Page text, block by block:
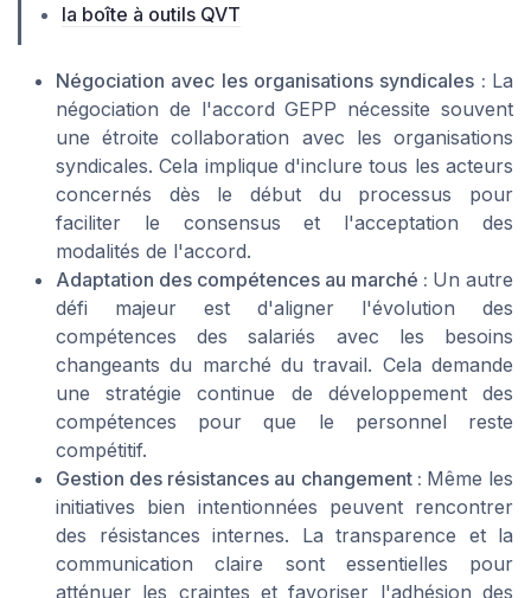
la boîte à outils QVT
Négociation avec les organisations syndicales : La
négociation de l'accord GEPP nécessite souvent
une étroite collaboration avec les organisations
syndicales. Cela implique d'inclure tous les acteurs
concernés dès le début du processus pour
faciliter le consensus et l'acceptation des
modalités de l'accord.
Adaptation des compétences au marché : Un autre
défi majeur est d'aligner l'évolution des
compétences des salariés avec les besoins
changeants du marché du travail. Cela demande
une stratégie continue de développement des
compétences pour que le personnel reste
compétitif.
Gestion des résistances au changement : Même les
initiatives bien intentionnées peuvent rencontrer
des résistances internes. La transparence et la
communication claire sont essentielles pour
atténuer les craintes et favoriser l'adhésion des